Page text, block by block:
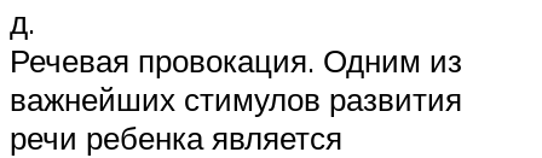
д.
Речевая провокация. Одним из
важнейших стимулов развития
речи ребенка является